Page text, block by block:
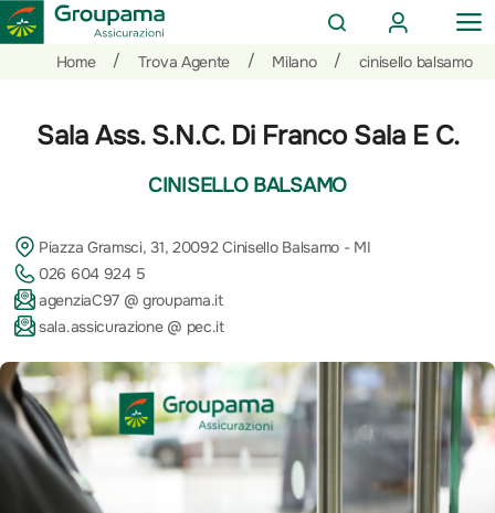
rapide
CERCA
AREA
CLIENTI
Home
/ Trova Agente / Milano / cinisello balsamo
Sala Ass. S.N.C. Di Franco Sala E C.
CINISELLO BALSAMO
Piazza Gramsci, 31, 20092 Cinisello Balsamo - MI
026 604 924 5
agenziaC97 @ groupama.it
sala.assicurazione @ pec.it